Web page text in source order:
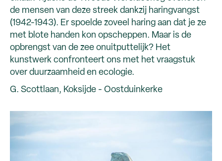
de mensen van deze streek dankzij haringvangst
(1942-1943). Er spoelde zoveel haring aan dat je ze
met blote handen kon opscheppen. Maar is de
opbrengst van de zee onuitputtelijk? Het
kunstwerk confronteert ons met het vraagstuk
over duurzaamheid en ecologie.
G. Scottlaan, Koksijde - Oostduinkerke